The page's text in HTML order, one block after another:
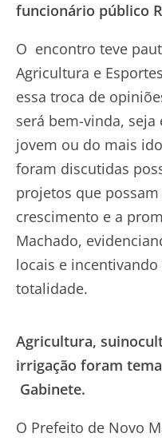
funcionário público
O encontro teve
Agricultura e
essa troca de
será bem-vinda,
jovem ou do mais
foram discutidas
projetos que
crescimento e a
Machado,
locais e
totalidade.
Agricultura,
irrigação foram
Gabinete.
O Prefeito de Novo